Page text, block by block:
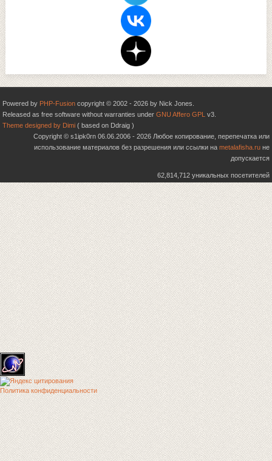
Powered by PHP-Fusion copyright © 2002 - 2026 by Nick Jones.
Released as free software without warranties under GNU Affero GPL v3.
Theme designed by Dimi ( based on Ddraig )
Copyright © s1ipk0rn 06.06.2006 - 2026 Любое копирование, перепечатка или
использование материалов без разрешения или ссылки на metalafisha.ru не
допускается
62,814,712 уникальных посетителей
Политика конфиденциальности